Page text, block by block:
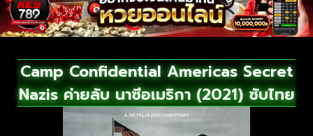
Camp Confidential Americas Secret
Nazis ค่ายลับ นาซีอเมริกา (2021) ซับไทย